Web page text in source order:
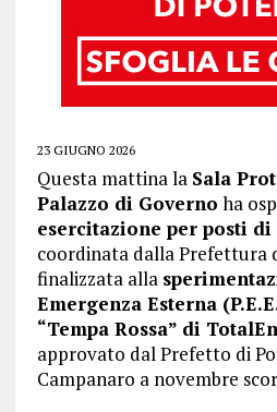
23 GIUGNO 2026
Questa mattina la Sala
Palazzo di Governo ha
esercitazione per posti di
coordinata dalla Prefettura
finalizzata alla
Emergenza Esterna
“Tempa Rossa” di
approvato dal Prefetto di
Campanaro a novembre